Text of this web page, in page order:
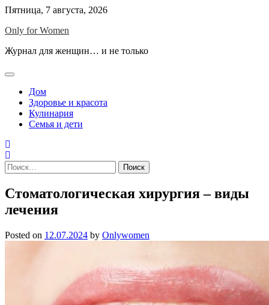
Skip
content
Пятница, 7 августа, 2026
Only for Women
Журнал для женщин… и не только
Дом
Здоровье и красота
Кулинария
Семья и дети
Найти:
Стоматологическая хирургия – виды
лечения
Posted on 12.07.2024 by Onlywomen